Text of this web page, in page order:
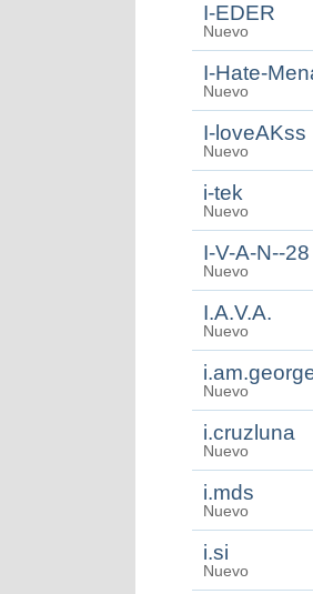
I-EDER
Nuevo
I-Hate-
Nuevo
I-loveAKss
Nuevo
i-tek
Nuevo
I-V-A-N--28
Nuevo
I.A.V.A.
Nuevo
Nuevo
i.cruzluna
Nuevo
i.mds
Nuevo
i.si
Nuevo